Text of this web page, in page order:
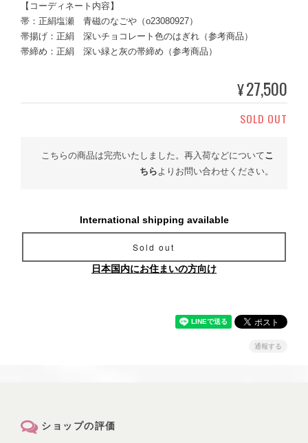
【コーディネート内容】
帯：正絹塩瀬 青磁のなごや（o23080927）
帯揚げ：正絹 深いチョコレート色のはぎれ（参考商品）
帯締め：正絹 深い緑と灰の帯締め（参考商品）
¥27,500
SOLD OUT
こちらの商品は完売いたしました。再入荷などについてこ
ちらよりお問い合わせください。
International shipping available
Sold out
日本国内にお住まいの方向け
通報する
ショップの評価